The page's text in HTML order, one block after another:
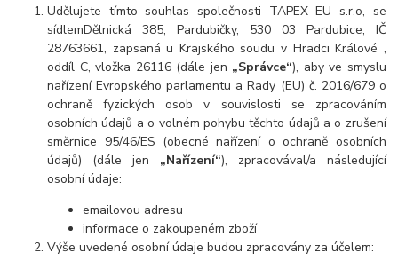
Udělujete tímto souhlas společnosti TAPEX EU s.r.o, se
sídlemDělnická 385, Pardubičky, 530 03 Pardubice, IČ
28763661, zapsaná u Krajského soudu v Hradci Králové ,
oddíl C, vložka 26116 (dále jen „Správce“), aby ve smyslu
nařízení Evropského parlamentu a Rady (EU) č. 2016/679 o
ochraně fyzických osob v souvislosti se zpracováním
osobních údajů a o volném pohybu těchto údajů a o zrušení
směrnice 95/46/ES (obecné nařízení o ochraně osobních
údajů) (dále jen „Nařízení“), zpracovával/a následující
osobní údaje:
emailovou adresu
informace o zakoupeném zboží
Výše uvedené osobní údaje budou zpracovány za účelem: